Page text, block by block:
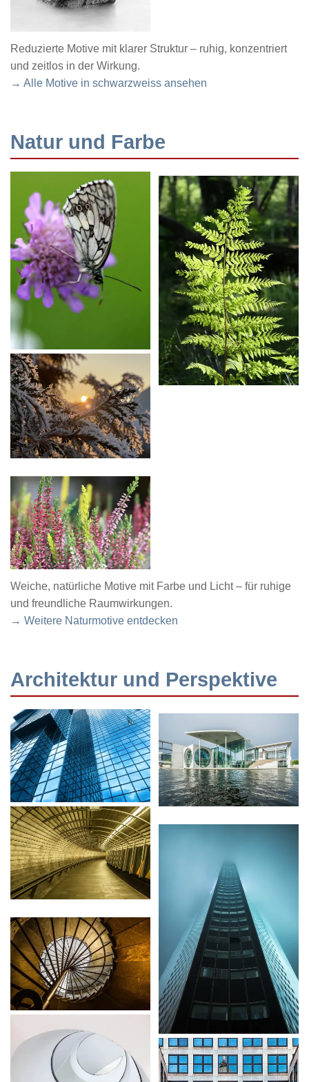
Reduzierte Motive mit klarer Struktur – ruhig, konzentriert
und zeitlos in der Wirkung.
→ Alle Motive in schwarzweiss ansehen
Natur und Farbe
Weiche, natürliche Motive mit Farbe und Licht – für ruhige
und freundliche Raumwirkungen.
→ Weitere Naturmotive entdecken
Architektur und Perspektive